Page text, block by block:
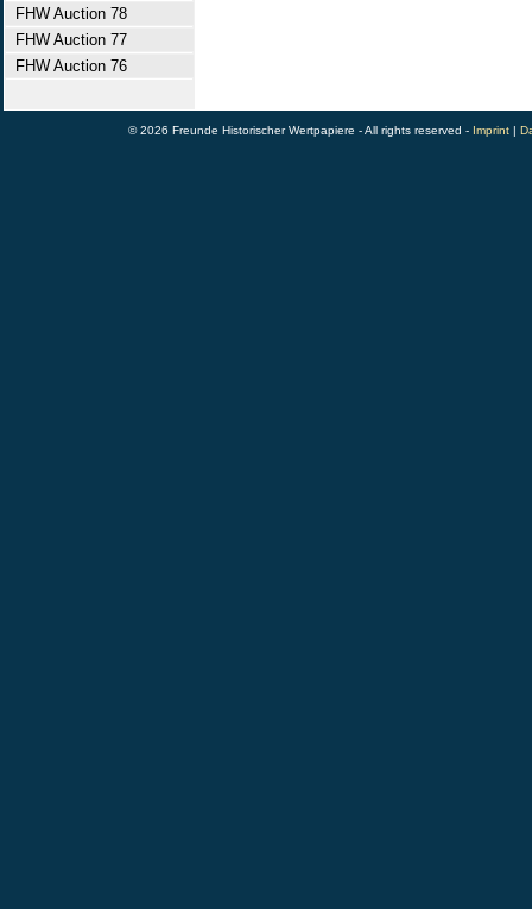
FHW Auction 78
FHW Auction 77
FHW Auction 76
© 2026 Freunde Historischer Wertpapiere - All rights reserved - Imprint |